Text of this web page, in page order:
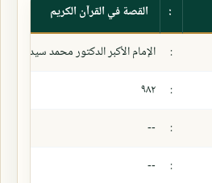
:
القصة في القرآن الكريم
:
الإمام الأكبر الدكتور محمد سيد
:
٩٨٢
:
--
:
--